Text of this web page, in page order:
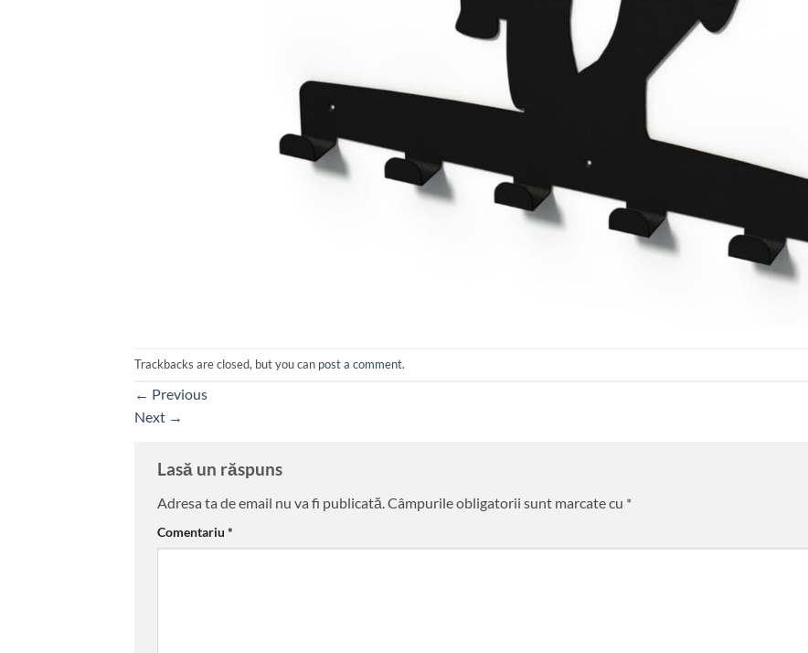
Trackbacks are closed, but you can post a comment.
← Previous
Next →
Lasă un răspuns
Adresa ta de email nu va fi publicată.Câmpurile obligatorii sunt marcate cu *
Comentariu *